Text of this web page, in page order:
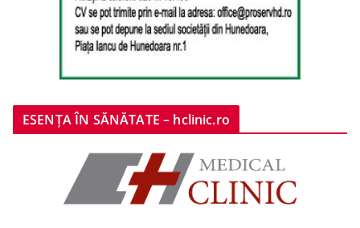
ESENȚA ÎN SĂNĂTATE – hclinic.ro